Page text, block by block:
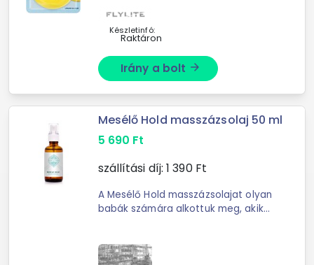
Készletinfó:
Raktáron
Irány a bolt arrow_forward
Mesélő Hold masszázsolaj 50 ml
5 690 Ft
szállítási díj: 1 390Ft
A Mesélő Hold masszázsolajat olyan
babák számára alkottuk meg, akik
mandarin és orvosi levendula ...